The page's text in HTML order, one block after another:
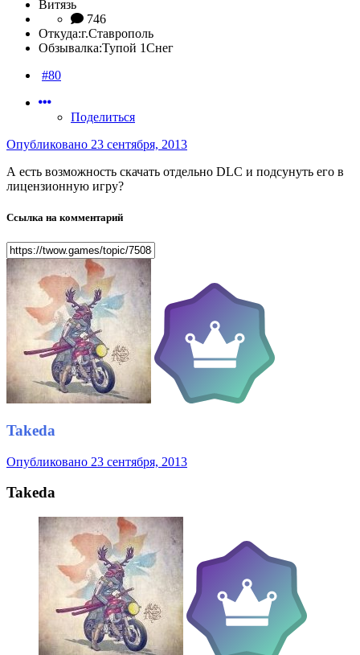
Витязь
746
Откуда:г.Ставрополь
Обзывалка:Тупой 1Снег
#80
Поделиться
Опубликовано 23 сентября, 2013
А есть возможность скачать отдельно DLC и подсунуть его в
лицензионную игру?
Ссылка на комментарий
Takeda
Опубликовано 23 сентября, 2013
Takeda